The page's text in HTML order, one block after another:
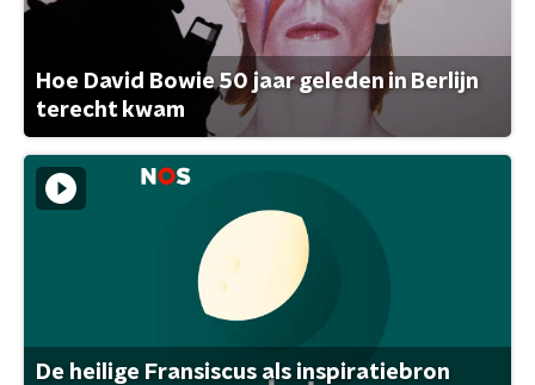
Hoe David Bowie 50 jaar geleden in Berlijn
terecht kwam
De heilige Fransiscus als inspiratiebron